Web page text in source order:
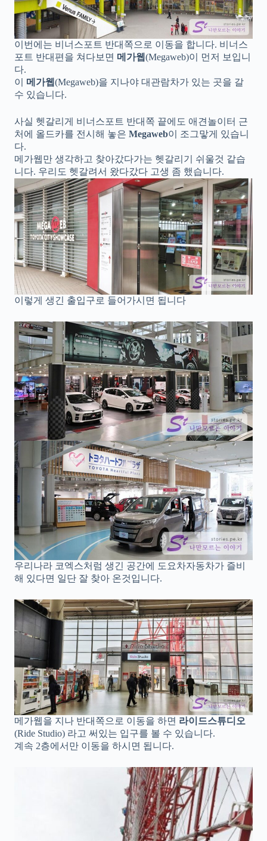
이번에는 비너스포트 반대쪽으로 이동을 합니다. 비너스
포트 반대편을 쳐다보면 메가웹(Megaweb)이 먼저 보입니
다.
이 메가웹(Megaweb)을 지나야 대관람차가 있는 곳을 갈
수 있습니다.
사실 헷갈리게 비너스포트 반대쪽 끝에도 애견놀이터 근
처에 올드카를 전시해 놓은 Megaweb이 조그맣게 있습니
다.
메가웹만 생각하고 찾아갔다가는 헷갈리기 쉬울것 같습
니다. 우리도 헷갈려서 왔다갔다 고생 좀 했습니다.
이렇게 생긴 출입구로 들어가시면 됩니다
우리나라 코엑스처럼 생긴 공간에 도요차자동차가 즐비
해 있다면 일단 잘 찾아 온것입니다.
메가웹을 지나 반대쪽으로 이동을 하면 라이드스튜디오
(Ride Studio) 라고 써있는 입구를 볼 수 있습니다.
계속 2층에서만 이동을 하시면 됩니다.